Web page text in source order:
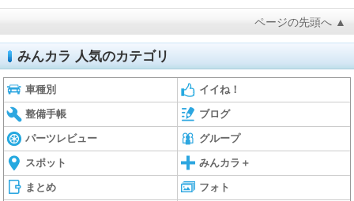
ページの先頭へ ▲
みんカラ 人気のカテゴリ
車種別 イイね！
整備手帳 ブログ
パーツレビュー グループ
スポット みんカラ＋
まとめ フォト